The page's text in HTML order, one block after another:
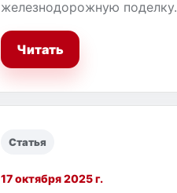
железнодорожную поделку.
Читать
Статья
17 октября 2025 г.